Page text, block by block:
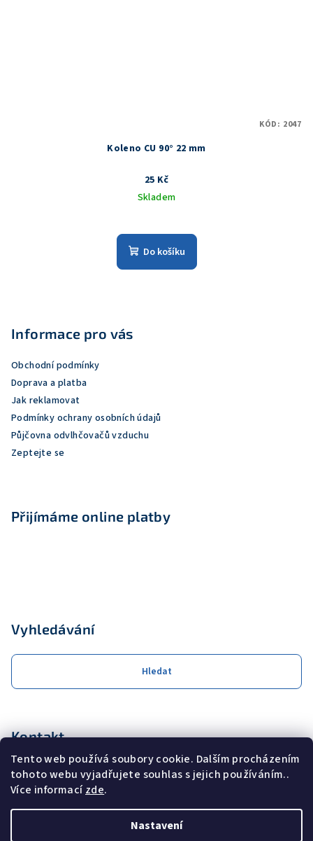
Tento web používá soubory cookie. Dalším procházením
tohoto webu vyjadřujete souhlas s jejich používáním..
Více informacízde.
Nastavení
Koleno CU 90° 22 mm
25 Kč
Skladem
Do košíku
KÓD: 2047
Informace pro vás
Obchodní podmínky
Doprava a platba
Jak reklamovat
Podmínky ochrany osobních údajů
Půjčovna odvlhčovačů vzduchu
Zeptejte se
Přijímáme online platby
Vyhledávání
Hledat
Kontakt
obchod
coolservis.cz
+420608231000